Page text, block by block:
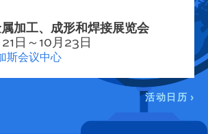
加工、成形和焊接展览会
日～10月23日
斯会议中心
活动日历